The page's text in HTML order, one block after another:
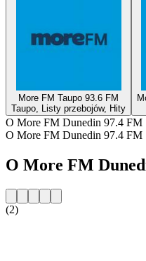
More FM Taupo 93.6 FM
Taupo, Listy przebojów, Hity
O More FM Dunedin 97.4 FM
O More FM Dunedin 97.4 FM
O More FM
(2)